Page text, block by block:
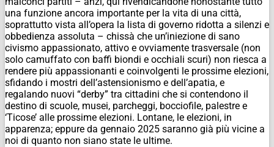
una funzione ancora importante per la vita di una città,
soprattutto vista all’opera la lista di governo ridotta a silenzi e
obbedienza assoluta – chissà che un’iniezione di sano
civismo appassionato, attivo e ovviamente trasversale (non
solo camuffato con baffi biondi e occhiali scuri) non riesca a
rendere più appassionanti e coinvolgenti le prossime elezioni,
sfidando i mostri dell’astensionismo e dell’apatia, e
regalando nuovi “derby” tra cittadini che si contendono il
destino di scuole, musei, parcheggi, bocciofile, palestre e
‘Ticose’ alle prossime elezioni. Lontane, le elezioni, in
apparenza; eppure da gennaio 2025 saranno già più vicine a
noi di quanto non siano state le ultime.